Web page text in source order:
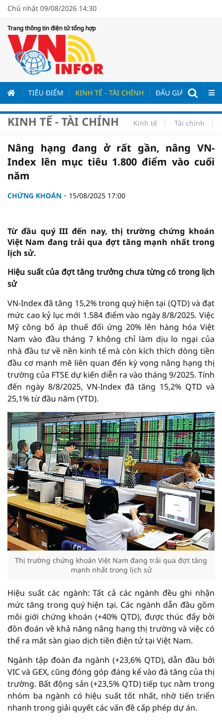
Chủ nhật 09/08/2026 14:30
Trang thông tin điện tử tổng hợp
TIÊU ĐIỂM KINH TẾ - TÀI CHÍNH ĐẤU GIÁ - ĐẤU
KINH TẾ - TÀI CHÍNH Kinh tế Tài chính
Nâng hạng đang ở rất gần, nâng VN-
Index lên mục tiêu 1.800 điểm vào cuối
năm
CHỨNG KHOÁN 15/08/2025 17:00
Từ đầu quý III đến nay, thị trường chứng khoán
Việt Nam đang trải qua đợt tăng mạnh nhất trong
lịch sử.
Hiệu suất của đợt tăng trưởng chưa từng có trong lịch
sử
VN-Index đã tăng 15,2% trong quý hiện tại (QTD) và đạt
mức cao kỷ lục mới 1.584 điểm vào ngày 8/8/2025. Việc
Mỹ công bố áp thuế đối ứng 20% lên hàng hóa Việt
Nam vào đầu tháng 7 không chỉ làm dịu lo ngại của
nhà đầu tư về nền kinh tế mà còn kích thích dòng tiền
đầu cơ mạnh mẽ liên quan đến kỳ vọng nâng hạng thị
trường của FTSE dự kiến diễn ra vào tháng 9/2025. Tính
đến ngày 8/8/2025, VN-Index đã tăng 15,2% QTD và
25,1% từ đầu năm (YTD).
Thị trường chứng khoán Việt Nam đang trải qua đợt tăng
mạnh nhất trong lịch sử
Hiệu suất các ngành: Tất cả các ngành đều ghi nhận
mức tăng trong quý hiện tại. Các ngành dẫn đầu gồm
môi giới chứng khoán (+40% QTD), được thúc đẩy bởi
đồn đoán về khả năng nâng hạng thị trường và việc có
thể ra mắt sàn giao dịch tiền điện tử tại Việt Nam.
Ngành tập đoàn đa ngành (+23,6% QTD), dẫn đầu bởi
VIC và GEX, cũng đóng góp đáng kể vào đà tăng của thị
trường. Bất động sản (+23,5% QTD) tiếp tục nằm trong
nhóm ba ngành có hiệu suất tốt nhất, nhờ tiến triển
nhanh trong giải quyết các vấn đề cấp phép dự án.